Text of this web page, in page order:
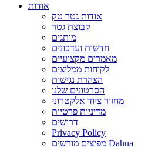
אודות
אודות גטר טק
קבוצת גטר
מותגים
חדשות ועדכונים
מאמרים מקצועיים
לקוחות ממליצים
הצהרת נגישות
הסרטונים שלנו
מחזור ציוד אלקטרוני
מדיניות פרטיות
דרושים
Privacy Policy
מפיצים מורשים Dahua